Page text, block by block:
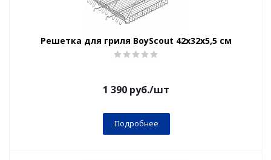
Решетка для гриля BoyScout 42x32x5,5 cм
1 390 руб./шт
Подробнее